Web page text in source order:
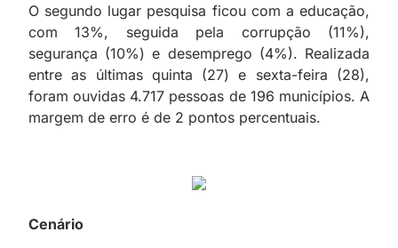
O segundo lugar pesquisa ficou com a educação,
com 13%, seguida pela corrupção (11%),
segurança (10%) e desemprego (4%). Realizada
entre as últimas quinta (27) e sexta-feira (28),
foram ouvidas 4.717 pessoas de 196 municípios. A
margem de erro é de 2 pontos percentuais.
Cenário